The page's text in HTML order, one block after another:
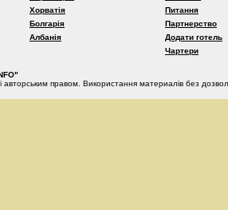
Хорватія
Болгарія
Албанія
Питання
Партнерство
Додати готель
Чартери
правом. Використання материалів без